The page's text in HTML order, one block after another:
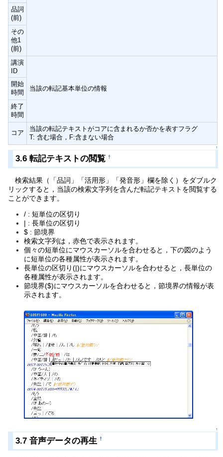
品詞
(前)
その
他1
(前)
講演
ID
当該の転記基本単位の情報
開始
時間
終了
時間
コア
当該の転記テキストがコアに含まれるか否かを表すフラグ
T: 含む場合，F:含まない場合
↑
3.6 転記テキストの閲覧 †
検索結果（「品詞」「活用形」「発音形」欄を除く）をダブルク
リックすると，当該の検索文字列を含んだ転記テキストを閲覧する
ことができます。
/ : 短単位の区切り
| : 長単位の区切り
$ : 節境界
検索文字列は，赤色で表示されます。
個々の短単位にマウスカーソルを合わせると，下の図のよう
に短単位の各種属性が表示されます。
長単位の区切り(|)にマウスカーソルを合わせると，長単位の
各種属性が表示されます。
節境界($)にマウスカーソルを合わせると，節境界の情報が表
示されます。
↑
3.7 音声データの再生 †